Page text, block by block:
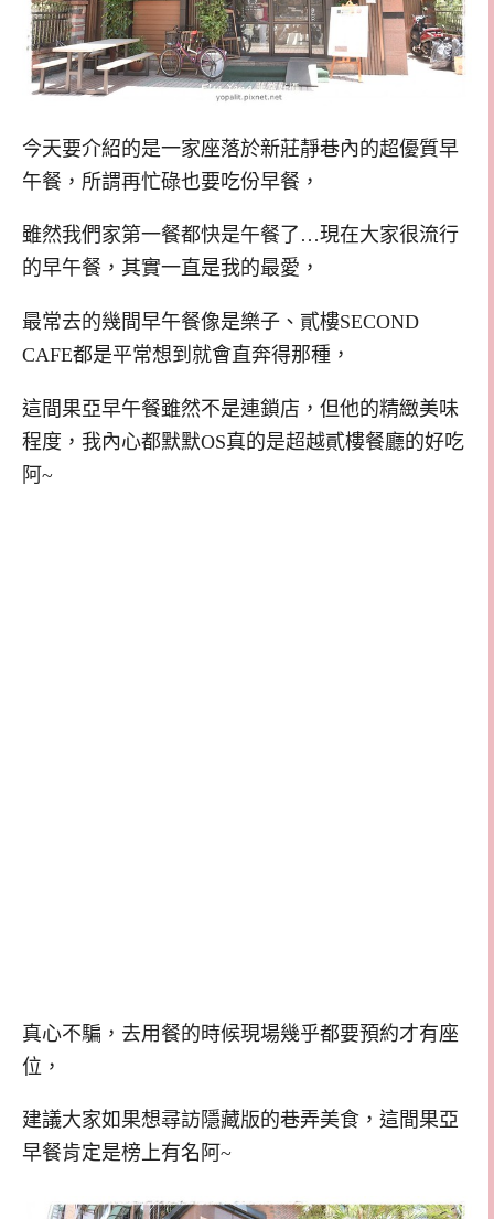
今天要介紹的是一家座落於新莊靜巷內的超優質早
午餐，所謂再忙碌也要吃份早餐，
雖然我們家第一餐都快是午餐了…現在大家很流行
的早午餐，其實一直是我的最愛，
最常去的幾間早午餐像是樂子、貳樓SECOND
CAFE都是平常想到就會直奔得那種，
這間果亞早午餐雖然不是連鎖店，但他的精緻美味
程度，我內心都默默OS真的是超越貳樓餐廳的好吃
阿~
真心不騙，去用餐的時候現場幾乎都要預約才有座
位，
建議大家如果想尋訪隱藏版的巷弄美食，這間果亞
早餐肯定是榜上有名阿~